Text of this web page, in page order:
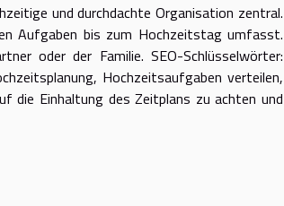
und durchdachte Organisation zentral.
Aufgaben bis zum Hochzeitstag umfasst.
oder der Familie. SEO-Schlüsselwörter:
Hochzeitsaufgaben verteilen,
die Einhaltung des Zeitplans zu achten und